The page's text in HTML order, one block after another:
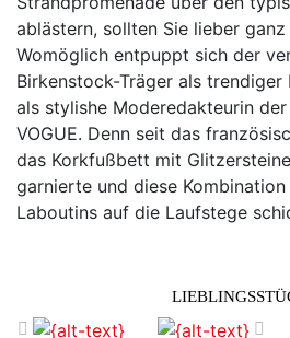
ablästern, sollten Sie lieber ganz
Womöglich entpuppt sich der
Birkenstock-Träger als
als stylishe Moderedakteurin
VOGUE. Denn seit das
das Korkfußbett mit
garnierte und diese Kombination
Laboutins auf die Laufstege